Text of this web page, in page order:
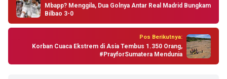
Mbapp? Menggila, Dua Golnya Antar Real Madrid Bungkam
Bilbao 3-0
Pos Berikutnya:
Korban Cuaca Ekstrem di Asia Tembus 1.350 Orang,
#PrayforSumatera Mendunia